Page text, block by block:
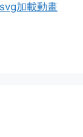
加載動畫